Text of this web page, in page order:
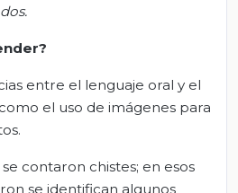
entre el lenguaje oral y el
el uso de imágenes para
contaron chistes; en esos
se identifican algunos